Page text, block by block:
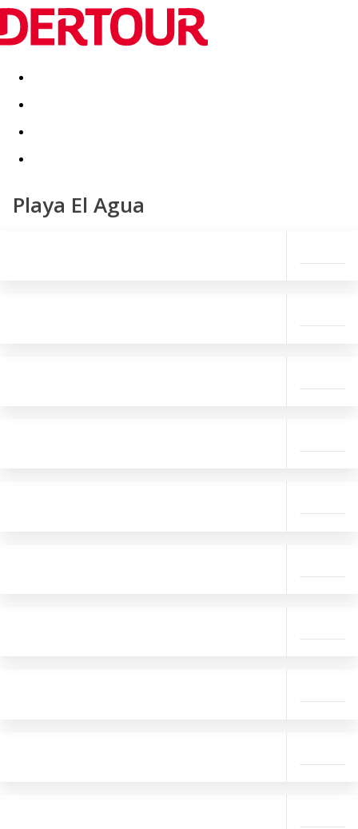
Destinatii Vacanta perfecta OFERTE DE NERATAT
Playa El Agua